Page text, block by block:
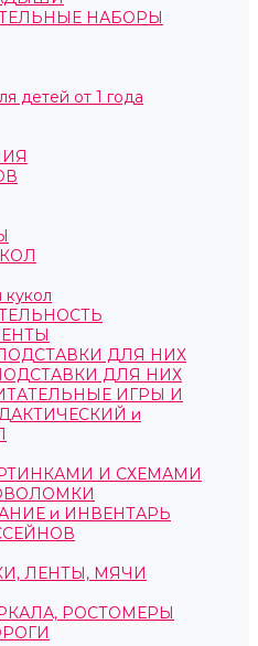
НАБОРЫ
от 1 года
ДЛЯ НИХ
ДЛЯ НИХ
ИГРЫ И
и
И СХЕМАМИ
и ИНВЕНТАРЬ
ЛЕНТЫ, МЯЧИ
РОСТОМЕРЫ